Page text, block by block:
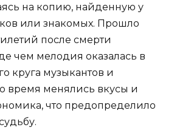
на копию, найденную у
или знакомых. Прошло
после смерти
чем мелодия оказалась в
круга музыкантов и
время менялись вкусы и
что предопределило